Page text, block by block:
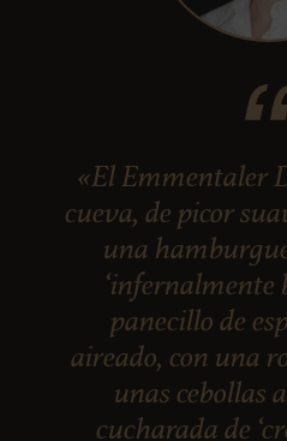
«El Emmentaler
cueva, de picor
una
‘infernalmente
panecillo de
aireado, con una
unas cebollas
cucharada de